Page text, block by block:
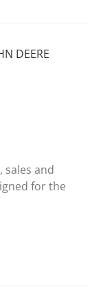
sales and
for the